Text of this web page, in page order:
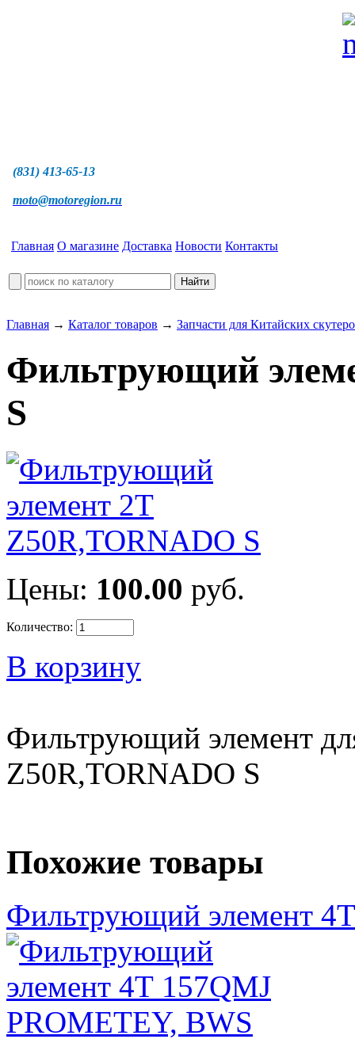
(831) 413-65-13
moto@motoregion.ru
Главная О магазине Доставка Новости Контакты
Главная → Каталог товаров → Запчасти для Китайских
Фильтрующий
S
Цены: 100.00 руб.
Количество:
В корзину
Фильтрующий элемент
Z50R,TORNADO S
Похожие товары
Фильтрующий элемент